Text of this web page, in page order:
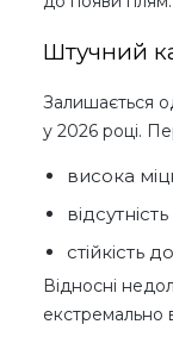
Штучний
Залишається
у 2026 році.
висока
стійкість
Відносні
екстремально